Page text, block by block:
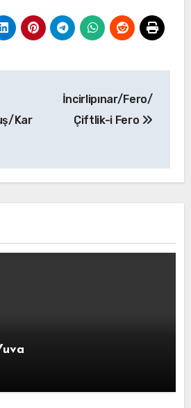
Kar
İncirlipınar/Fero/
Çiftlik-i Fero